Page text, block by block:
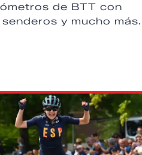
de BTT con
y mucho más.